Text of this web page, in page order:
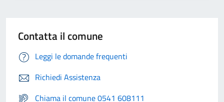
Contatta il comune
Leggi le domande frequenti
Richiedi Assistenza
Chiama il comune 0541 608111